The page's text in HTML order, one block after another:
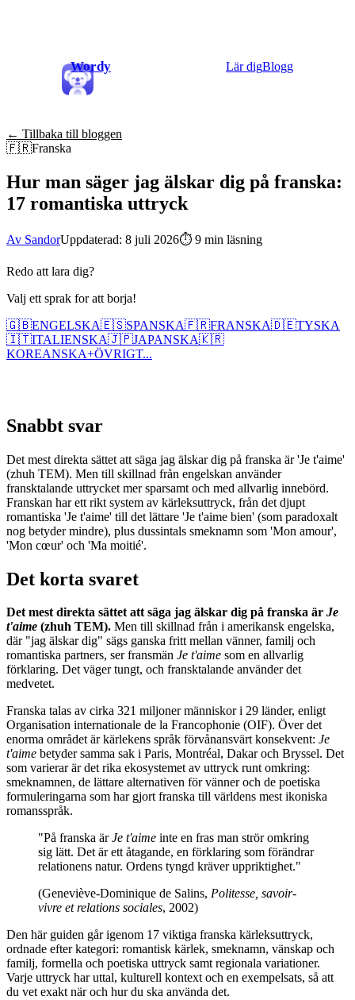
Wordy Lär digBlogg
← Tillbaka till bloggen
🇫🇷Franska
Hur man säger jag älskar dig på franska:
17 romantiska uttryck
Av SandorUppdaterad: 8 juli 2026⏱ 9 min läsning
Redo att lara dig?
Valj ett sprak for att borja!
🇬🇧ENGELSKA🇪🇸SPANSKA🇫🇷FRANSKA🇩🇪TYSKA
🇮🇹ITALIENSKA🇯🇵JAPANSKA🇰🇷
KOREANSKA+ÖVRIGT...
Snabbt svar
Det mest direkta sättet att säga jag älskar dig på franska är 'Je t'aime'
(zhuh TEM). Men till skillnad från engelskan använder
fransktalande uttrycket mer sparsamt och med allvarlig innebörd.
Franskan har ett rikt system av kärleksuttryck, från det djupt
romantiska 'Je t'aime' till det lättare 'Je t'aime bien' (som paradoxalt
nog betyder mindre), plus dussintals smeknamn som 'Mon amour',
'Mon cœur' och 'Ma moitié'.
Det korta svaret
Det mest direkta sättet att säga jag älskar dig på franska är Je
t'aime (zhuh TEM). Men till skillnad från i amerikansk engelska,
där "jag älskar dig" sägs ganska fritt mellan vänner, familj och
romantiska partners, ser fransmän Je t'aime som en allvarlig
förklaring. Det väger tungt, och fransktalande använder det
medvetet.
Franska talas av cirka 321 miljoner människor i 29 länder, enligt
Organisation internationale de la Francophonie (OIF). Över det
enorma området är kärlekens språk förvånansvärt konsekvent: Je
t'aime betyder samma sak i Paris, Montréal, Dakar och Bryssel. Det
som varierar är det rika ekosystemet av uttryck runt omkring:
smeknamnen, de lättare alternativen för vänner och de poetiska
formuleringarna som har gjort franska till världens mest ikoniska
romansspråk.
"På franska ärJe t'aime inte en fras man strör omkring
sig lätt. Det är ett åtagande, en förklaring som förändrar
relationens natur. Ordens tyngd kräver uppriktighet."
(Geneviève-Dominique de Salins, Politesse, savoir-
vivre et relations sociales, 2002)
Den här guiden går igenom 17 viktiga franska kärleksuttryck,
ordnade efter kategori: romantisk kärlek, smeknamn, vänskap och
familj, formella och poetiska uttryck samt regionala variationer.
Varje uttryck har uttal, kulturell kontext och en exempelsats, så att
du vet exakt när och hur du ska använda det.